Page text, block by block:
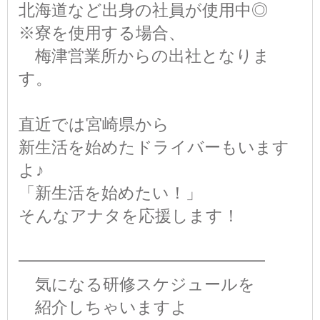
北海道など出身の社員が使用中◎
※寮を使用する場合、
梅津営業所からの出社となりま
す。
直近では宮崎県から
新生活を始めたドライバーもいます
よ♪
「新生活を始めたい！」
そんなアナタを応援します！
━━━━━━━━━━━━━━━
気になる研修スケジュールを
紹介しちゃいますよ